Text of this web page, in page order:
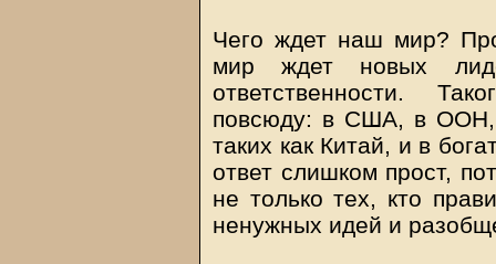
Чего ждет наш мир?
мир ждет новых
ответственности.
повсюду: в США, в ООН,
таких как Китай, и в
ответ слишком прост,
не только тех, кто
ненужных идей и